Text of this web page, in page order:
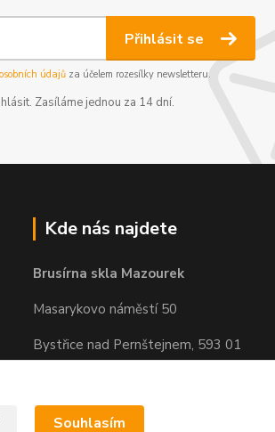
Přihlásit se
údajůza účelem rozesílky newsletteru.
Zasíláme jednou za 14 dní.
Kde nás najdete
Brusírna skla Mazourek
Masarykovo náměstí 50
Bystřice nad Pernštejnem, 593 01
Souhlasím